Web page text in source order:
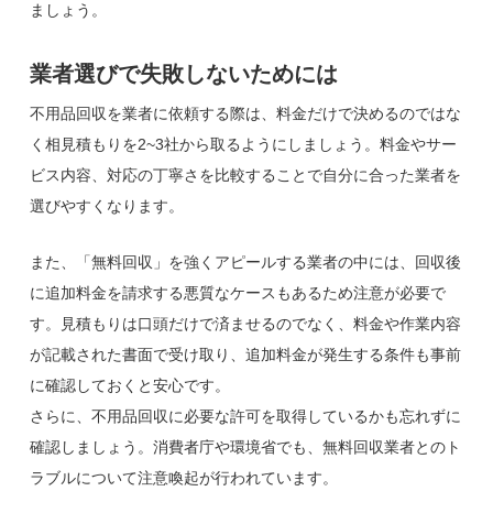
ましょう。
業者選びで失敗しないためには
不用品回収を業者に依頼する際は、料金だけで決めるのではな
く相見積もりを2~3社から取るようにしましょう。料金やサー
ビス内容、対応の丁寧さを比較することで自分に合った業者を
選びやすくなります。
また、「無料回収」を強くアピールする業者の中には、回収後
に追加料金を請求する悪質なケースもあるため注意が必要で
す。見積もりは口頭だけで済ませるのでなく、料金や作業内容
が記載された書面で受け取り、追加料金が発生する条件も事前
に確認しておくと安心です。
さらに、不用品回収に必要な許可を取得しているかも忘れずに
確認しましょう。消費者庁や環境省でも、無料回収業者とのト
ラブルについて注意喚起が行われています。